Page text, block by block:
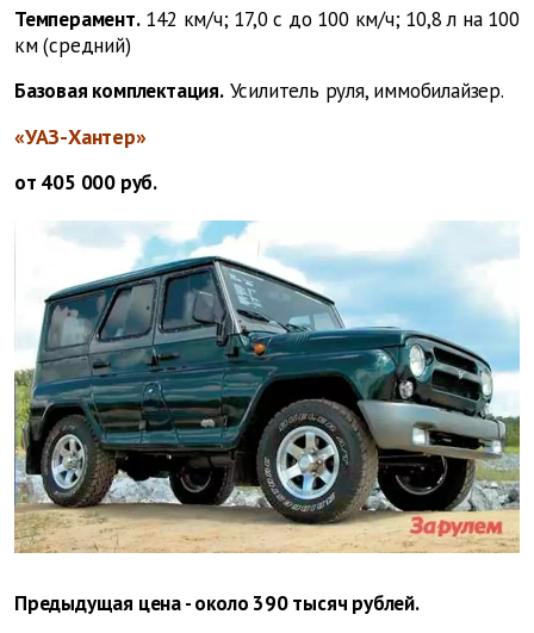
Темперамент.142 км/ч; 17,0 с до 100 км/ч; 10,8 л на 100
км (средний)
Базовая комплектация.Усилитель руля, иммобилайзер.
«УАЗ-Хантер»
от 405 000 руб.
Предыдущая цена - около 390 тысяч рублей.